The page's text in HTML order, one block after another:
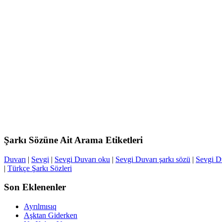
Şarkı Sözüne Ait Arama Etiketleri
Duvarı | Sevgi | Sevgi Duvarı oku | Sevgi Duvarı şarkı sözü | Sevgi
| Türkçe Şarkı Sözleri
Son Eklenenler
Ayrılmısıq
Aşktan Giderken